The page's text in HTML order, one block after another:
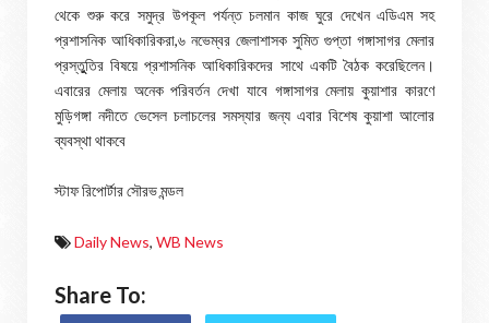
থেকে শুরু করে সমুদ্র উপকূল পর্যন্ত চলমান কাজ ঘুরে দেখেন এডিএম সহ
প্রশাসনিক আধিকারিকরা,৬ নভেম্বর জেলাশাসক সুমিত গুপ্তা গঙ্গাসাগর মেলার
প্রস্তুুতির বিষয়ে প্রশাসনিক আধিকারিকদের সাথে একটি বৈঠক করেছিলেন।
এবারের মেলায় অনেক পরিবর্তন দেখা যাবে গঙ্গাসাগর মেলায় কুয়াশার কারণে
মুড়িগঙ্গা নদীতে ভেসেল চলাচলের সমস্যার জন্য এবার বিশেষ কুয়াশা আলোর
ব্যবস্থা থাকবে
স্টাফ রিপোর্টার সৌরভ মন্ডল
Daily News, WB News
Share To: